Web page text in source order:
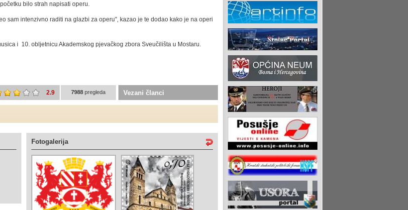
bilo strah napisati operu.
sam intenzivno raditi na glazbi za operu", kazao je te dodao kako je na operi
i 10. obljetnicu Akademskog pjevačkog zbora Sveučilišta u Mostaru.
2.9 7988 pregleda Vezani članci
Fotogalerija